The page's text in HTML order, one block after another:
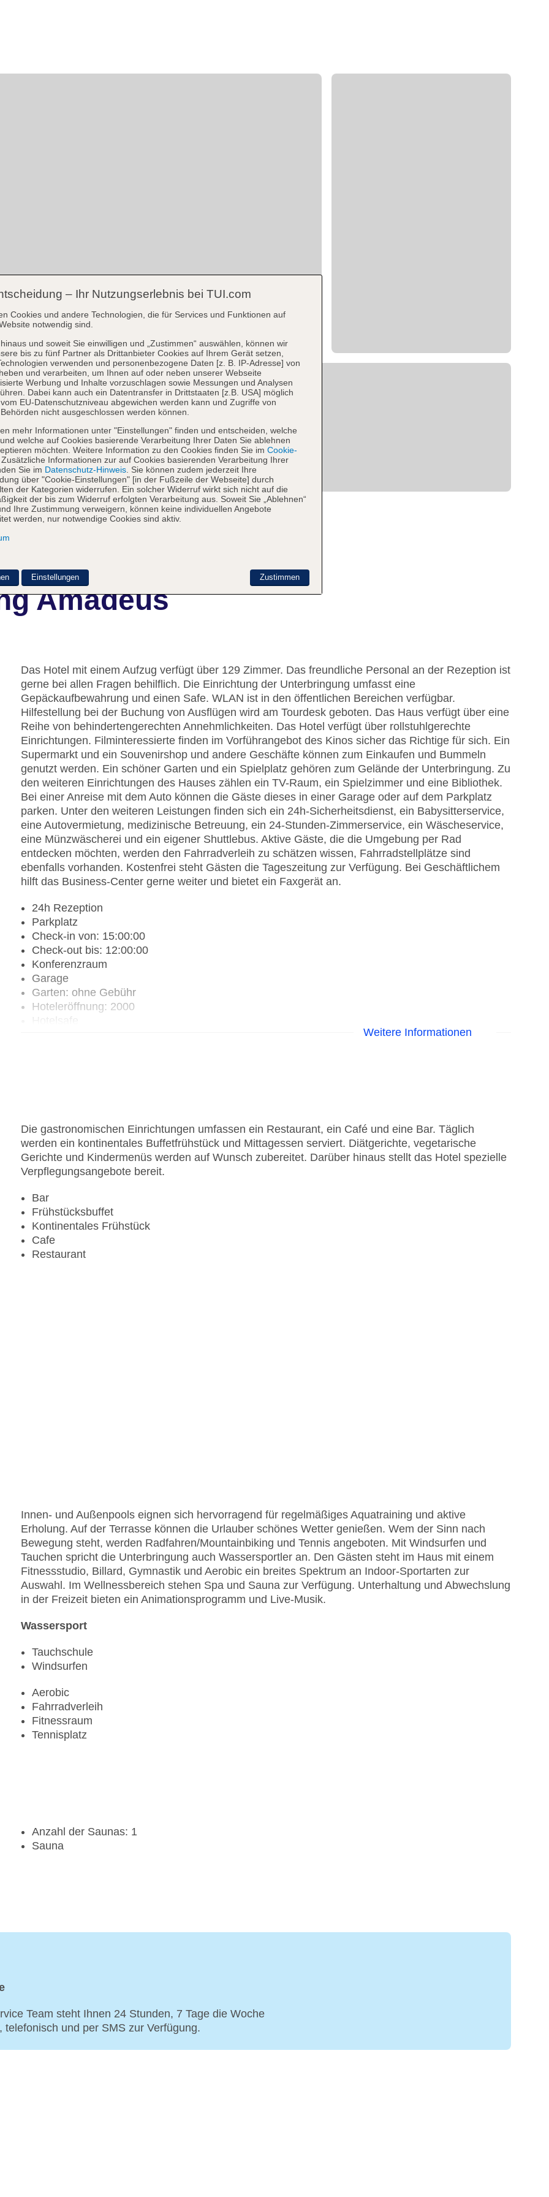
Amadeus
Das Hotel mit einem Aufzug verfügt über 129 Zimmer. Das freundliche Personal an der Rezeption ist
gerne bei allen Fragen behilflich. Die Einrichtung der Unterbringung umfasst eine
Gepäckaufbewahrung und einen Safe. WLAN ist in den öffentlichen Bereichen verfügbar.
Hilfestellung bei der Buchung von Ausflügen wird am Tourdesk geboten. Das Haus verfügt über eine
Reihe von behindertengerechten Annehmlichkeiten. Das Hotel verfügt über rollstuhlgerechte
Einrichtungen. Filminteressierte finden im Vorführangebot des Kinos sicher das Richtige für sich. Ein
Supermarkt und ein Souvenirshop und andere Geschäfte können zum Einkaufen und Bummeln
genutzt werden. Ein schöner Garten und ein Spielplatz gehören zum Gelände der Unterbringung. Zu
den weiteren Einrichtungen des Hauses zählen ein TV-Raum, ein Spielzimmer und eine Bibliothek.
Bei einer Anreise mit dem Auto können die Gäste dieses in einer Garage oder auf dem Parkplatz
parken. Unter den weiteren Leistungen finden sich ein 24h-Sicherheitsdienst, ein Babysitterservice,
eine Autovermietung, medizinische Betreuung, ein 24-Stunden-Zimmerservice, ein Wäscheservice,
eine Münzwäscherei und ein eigener Shuttlebus. Aktive Gäste, die die Umgebung per Rad
entdecken möchten, werden den Fahrradverleih zu schätzen wissen, Fahrradstellplätze sind
ebenfalls vorhanden. Kostenfrei steht Gästen die Tageszeitung zur Verfügung. Bei Geschäftlichem
hilft das Business-Center gerne weiter und bietet ein Faxgerät an.
24h Rezeption
Parkplatz
Check-in von: 15:00:00
Check-out bis: 12:00:00
Konferenzraum
Garage
Garten: ohne Gebühr
Hoteleröffnung: 2000
Hotelsafe
Gesamtanzahl der Zimmer: 129
Pools:Indoor Pool, Outdoor Pool
Zahlungsarten: American Express, Diners Club, EC Maestro, Mastercard, Visa
Landeskategorie: 4 Sterne
Weitere Informationen
Die gastronomischen Einrichtungen umfassen ein Restaurant, ein Café und eine Bar. Täglich
werden ein kontinentales Buffetfrühstück und Mittagessen serviert. Diätgerichte, vegetarische
Gerichte und Kindermenüs werden auf Wunsch zubereitet. Darüber hinaus stellt das Hotel spezielle
Verpflegungsangebote bereit.
Bar
Frühstücksbuffet
Kontinentales Frühstück
Cafe
Restaurant
Innen- und Außenpools eignen sich hervorragend für regelmäßiges Aquatraining und aktive
Erholung. Auf der Terrasse können die Urlauber schönes Wetter genießen. Wem der Sinn nach
Bewegung steht, werden Radfahren/Mountainbiking und Tennis angeboten. Mit Windsurfen und
Tauchen spricht die Unterbringung auch Wassersportler an. Den Gästen steht im Haus mit einem
Fitnessstudio, Billard, Gymnastik und Aerobic ein breites Spektrum an Indoor-Sportarten zur
Auswahl. Im Wellnessbereich stehen Spa und Sauna zur Verfügung. Unterhaltung und Abwechslung
in der Freizeit bieten ein Animationsprogramm und Live-Musik.
Wassersport
Tauchschule
Windsurfen
Aerobic
Fahrradverleih
Fitnessraum
Tennisplatz
Anzahl der Saunas: 1
Sauna
Team steht Ihnen 24 Stunden, 7 Tage die Woche
und per SMS zur Verfügung.
– Ihr Nutzungserlebnis bei TUI.com
Cookies und andere Technologien, die für Services und Funktionen auf
notwendig sind.
und soweit Sie einwilligen und „Zustimmen“ auswählen, können wir
bis zu fünf Partner als Drittanbieter Cookies auf Ihrem Gerät setzen,
verwenden und personenbezogene Daten [z. B. IP-Adresse] von
und verarbeiten, um Ihnen auf oder neben unserer Webseite
Werbung und Inhalte vorzuschlagen sowie Messungen und Analysen
Dabei kann auch ein Datentransfer in Drittstaaten [z.B. USA] möglich
EU-Datenschutzniveau abgewichen werden kann und Zugriffe von
nicht ausgeschlossen werden können.
mehr Informationen unter "Einstellungen" finden und entscheiden, welche
welche auf Cookies basierende Verarbeitung Ihrer Daten Sie ablehnen
möchten. Weitere Information zu den Cookies finden Sie im Cookie-
. Zusätzliche Informationen zur auf Cookies basierenden Verarbeitung Ihrer
Sie im Datenschutz-Hinweis . Sie können zudem jederzeit Ihre
über "Cookie-Einstellungen" [in der Fußzeile der Webseite] durch
der Kategorien widerrufen. Ein solcher Widerruf wirkt sich nicht auf die
der bis zum Widerruf erfolgten Verarbeitung aus. Soweit Sie „Ablehnen“
Ihre Zustimmung verweigern, können keine individuellen Angebote
werden, nur notwendige Cookies sind aktiv.
Zustimmen
Einstellungen